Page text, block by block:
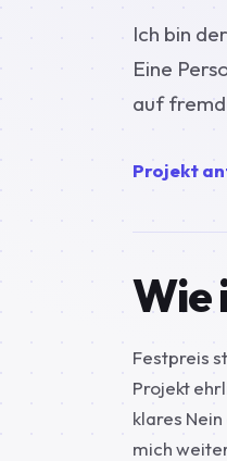
Ich bin
Eine
auf
Projekt
Wie
Festpreis
Projekt
klares
mich